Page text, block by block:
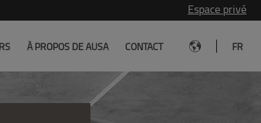
Espace privé
À PROPOS DE AUSA CONTACT FR